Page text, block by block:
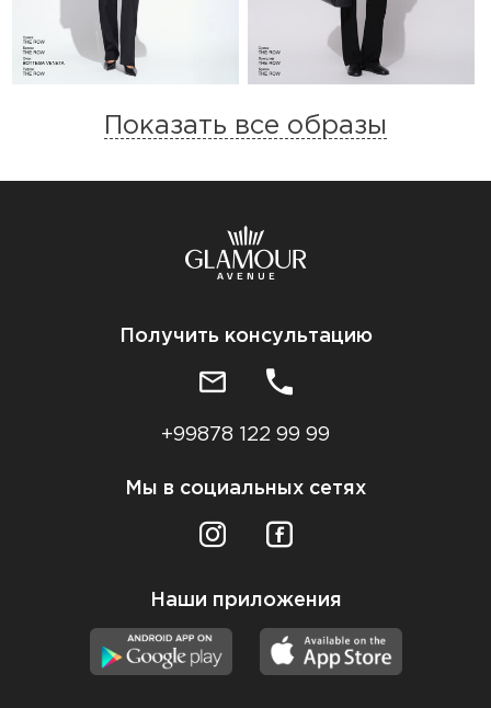
Показать все образы
Получить консультацию
+99878 122 99 99
Мы в социальных сетях
Наши приложения